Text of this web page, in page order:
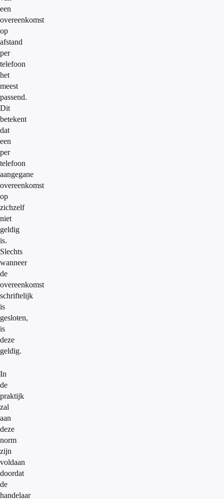
een
overeenkomst
op
afstand
per
telefoon
het
meest
passend.
Dit
betekent
dat
een
per
telefoon
aangegane
overeenkomst
op
zichzelf
niet
geldig
is.
Slechts
wanneer
de
overeenkomst
schriftelijk
is
gesloten,
is
deze
geldig.
In
de
praktijk
zal
aan
deze
norm
zijn
voldaan
doordat
de
handelaar